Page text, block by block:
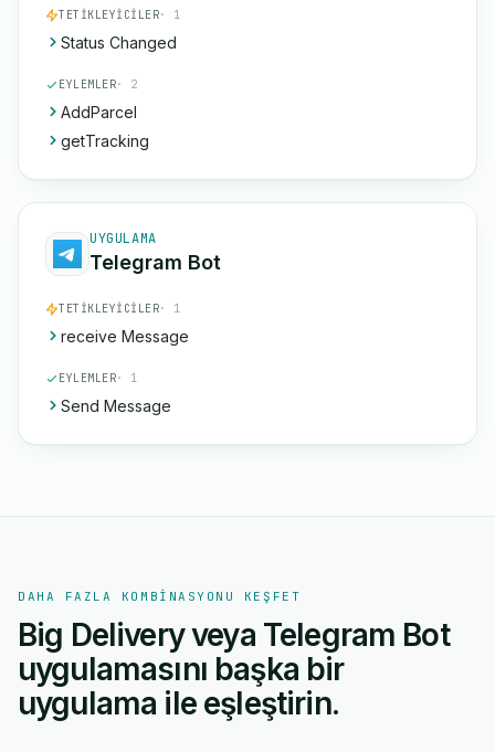
TETIKLEYICILER· 1
Status Changed
EYLEMLER· 2
AddParcel
getTracking
UYGULAMA
Telegram Bot
TETIKLEYICILER· 1
receive Message
EYLEMLER· 1
Send Message
DAHA FAZLA KOMBINASYONU KEŞFET
Big Delivery veya Telegram Bot
uygulamasını başka bir
uygulama ile eşleştirin.